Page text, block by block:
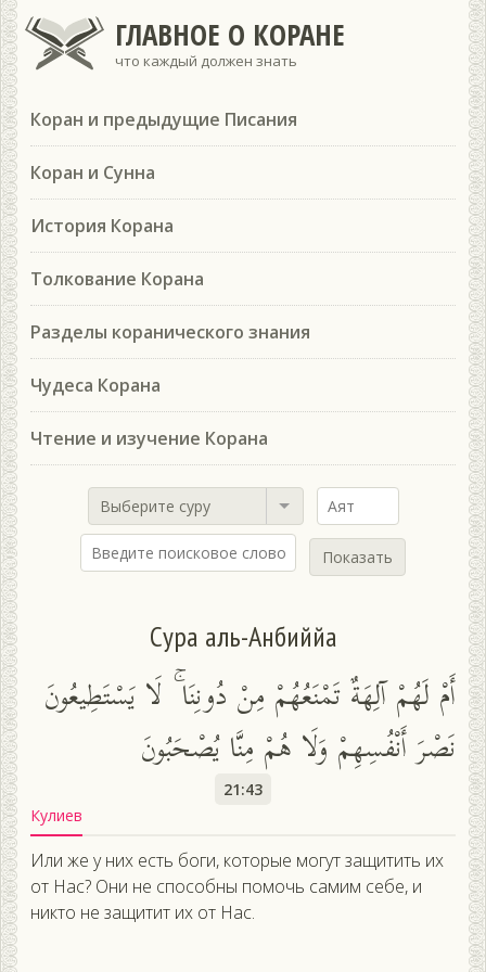
ГЛАВНОЕ О КОРАНЕ
что каждый должен знать
Коран и предыдущие Писания
Коран и Сунна
История Корана
Толкование Корана
Разделы коранического знания
Чудеса Корана
Чтение и изучение Корана
Выберите суру
Показать
Сура аль-Анбиййа
أَمْ لَهُمْ آلِهَةٌ تَمْنَعُهُمْ مِنْ دُونِنَا ۚ لَا يَسْتَطِيعُونَ
نَصْرَ أَنْفُسِهِمْ وَلَا هُمْ مِنَّا يُصْحَبُونَ
21:43
Кулиев
Или же у них есть боги, которые могут защитить их
от Нас? Они не способны помочь самим себе, и
никто не защитит их от Нас.